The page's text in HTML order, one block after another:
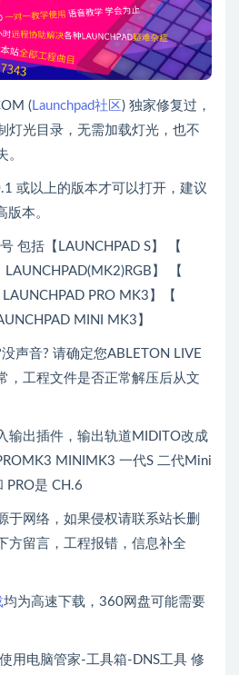
( Launchpad社区 ) 独家修复过，
灯光目录，无需加载灯光，也不
。
或以上的版本才可以打开，建议
版本。
包括【LAUNCHPAD S】 【
】 【
PRO MK3】【
MINI MK3】
声音? 请确定您ABLETON LIVE
，工程文件是否正常解压后从文
输出插件，输出轨道MIDITO改成
MINIMK3 一代S 二代Mini
PRO是 CH.6
于网络，如果侵权请联系站长删
方留言，工程报错，信息补全
均为高速下载，360网盘可能需要
用电脑管家-工具箱-DNS工具 修